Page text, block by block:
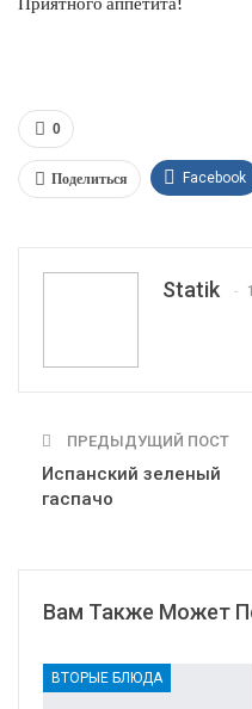
0
Поделиться Facebook
Statik
ПРЕДЫДУЩИЙ ПОСТ
Испанский зеленый
гаспачо
Вам Также Может
ВТОРЫЕ БЛЮДА